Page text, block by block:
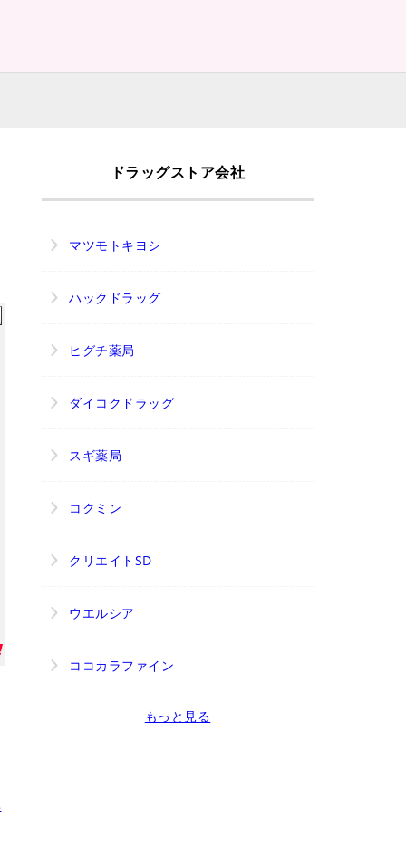
ドラッグストア会社
マツモトキヨシ
ハックドラッグ
ヒグチ薬局
ダイコクドラッグ
スギ薬局
コクミン
クリエイトSD
ウエルシア
ココカラファイン
もっと見る